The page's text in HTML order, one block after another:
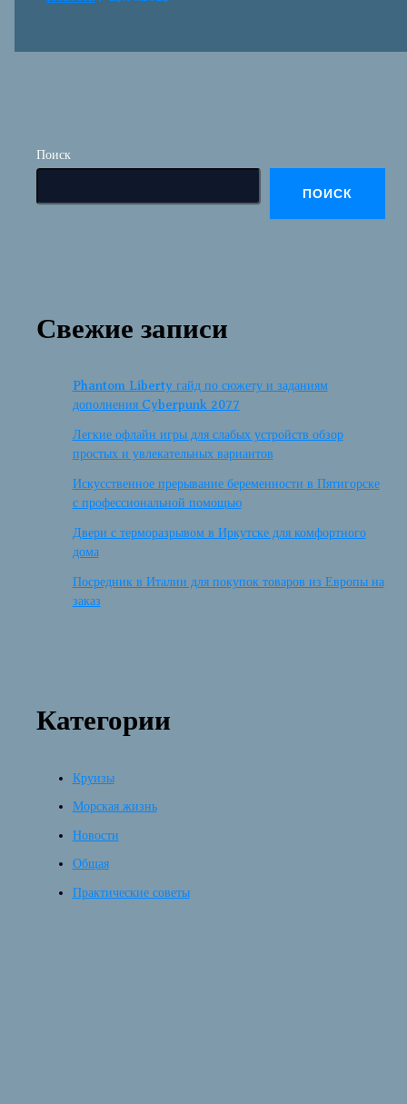
Поиск
ПОИСК
Свежие записи
Phantom Liberty гайд по сюжету и заданиям
дополнения Cyberpunk 2077
Легкие офлайн игры для слабых устройств обзор
простых и увлекательных вариантов
Искусственное прерывание беременности в Пятигорске
с профессиональной помощью
Двери с терморазрывом в Иркутске для комфортного
дома
Посредник в Италии для покупок товаров из Европы на
заказ
Категории
Круизы
Морская жизнь
Новости
Общая
Практические советы